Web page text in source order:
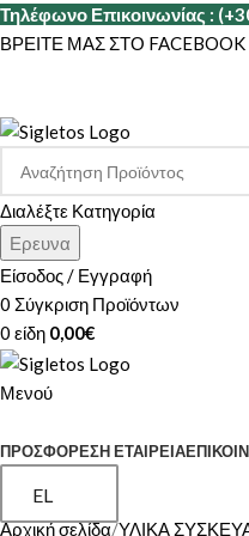
Τηλέφωνο Επικοινωνίας :
ΒΡΕΙΤΕ ΜΑΣ ΣΤΟ FACEBOOK
Διαλέξτε Κατηγορία
Ερευνα
Είσοδος / Εγγραφή
0 Σύγκριση Προϊόντων
0 είδη 0,00€
Μενού
ΠΡΟΣΦΟΡΕΣΗ ΕΤΑΙΡΕΊΑ
EL
Αρχική σελίδα ΥΛΙΚΑ